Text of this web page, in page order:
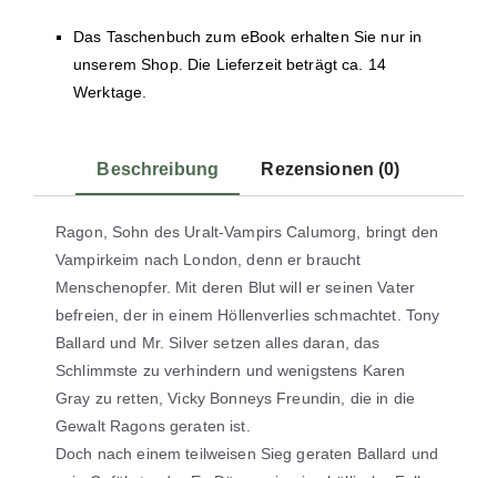
Das Taschenbuch zum eBook erhalten Sie nur in
unserem Shop. Die Lieferzeit beträgt ca. 14
Werktage.
Beschreibung Rezensionen (0)
Ragon, Sohn des Uralt-Vampirs Calumorg, bringt den
Vampirkeim nach London, denn er braucht
Menschenopfer. Mit deren Blut will er seinen Vater
befreien, der in einem Höllenverlies schmachtet. Tony
Ballard und Mr. Silver setzen alles daran, das
Schlimmste zu verhindern und wenigstens Karen
Gray zu retten, Vicky Bonneys Freundin, die in die
Gewalt Ragons geraten ist.
Doch nach einem teilweisen Sieg geraten Ballard und